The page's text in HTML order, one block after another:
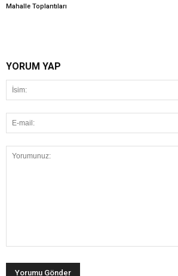
Mahalle Toplantıları
YORUM YAP